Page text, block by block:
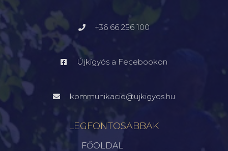
+36 66 256 100
Újkígyós a Fecebookon
kommunikacio@ujkigyos.hu
LEGFONTOSABBAK
FŐOLDAL